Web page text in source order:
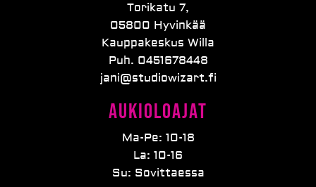
Torikatu 7,
05800 Hyvinkää
Kauppakeskus Willa
Puh. 0451678448
jani@studiowizart.fi
Aukioloajat
Ma-Pe: 10-18
La: 10-16
Su: Sovittaessa